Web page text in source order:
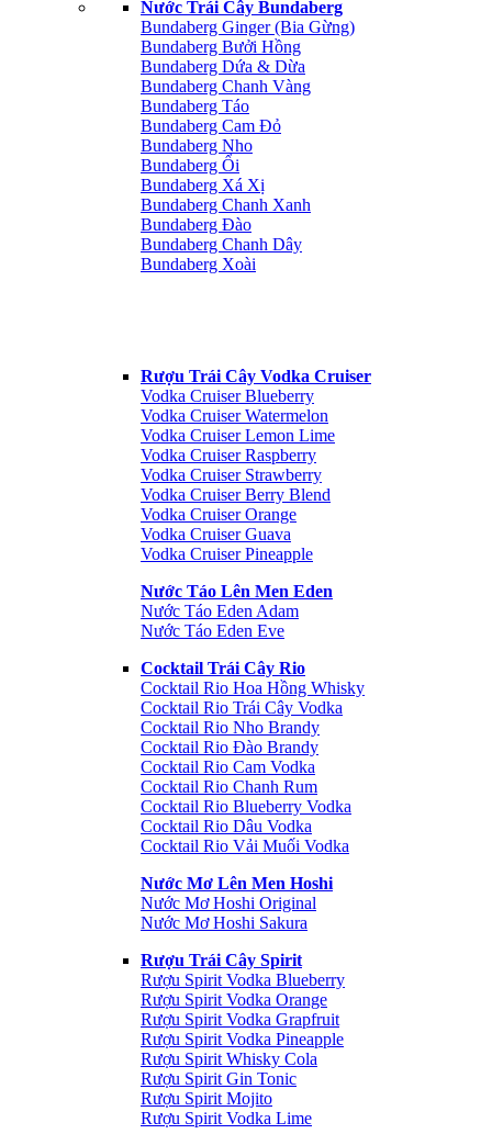
Nước Trái Cây Bundaberg
Bundaberg Ginger (Bia Gừng)
Bundaberg Bưởi Hồng
Bundaberg Dứa & Dừa
Bundaberg Chanh Vàng
Bundaberg Táo
Bundaberg Cam Đỏ
Bundaberg Nho
Bundaberg Ổi
Bundaberg Xá Xị
Bundaberg Chanh Xanh
Bundaberg Đào
Bundaberg Chanh Dây
Bundaberg Xoài
Rượu Trái Cây Vodka Cruiser
Vodka Cruiser Blueberry
Vodka Cruiser Watermelon
Vodka Cruiser Lemon Lime
Vodka Cruiser Raspberry
Vodka Cruiser Strawberry
Vodka Cruiser Berry Blend
Vodka Cruiser Orange
Vodka Cruiser Guava
Vodka Cruiser Pineapple
Nước Táo Lên Men Eden
Nước Táo Eden Adam
Nước Táo Eden Eve
Cocktail Trái Cây Rio
Cocktail Rio Hoa Hồng Whisky
Cocktail Rio Trái Cây Vodka
Cocktail Rio Nho Brandy
Cocktail Rio Đào Brandy
Cocktail Rio Cam Vodka
Cocktail Rio Chanh Rum
Cocktail Rio Blueberry Vodka
Cocktail Rio Dâu Vodka
Cocktail Rio Vải Muối Vodka
Nước Mơ Lên Men Hoshi
Nước Mơ Hoshi Original
Nước Mơ Hoshi Sakura
Rượu Trái Cây Spirit
Rượu Spirit Vodka Blueberry
Rượu Spirit Vodka Orange
Rượu Spirit Vodka Grapfruit
Rượu Spirit Vodka Pineapple
Rượu Spirit Whisky Cola
Rượu Spirit Gin Tonic
Rượu Spirit Mojito
Rượu Spirit Vodka Lime